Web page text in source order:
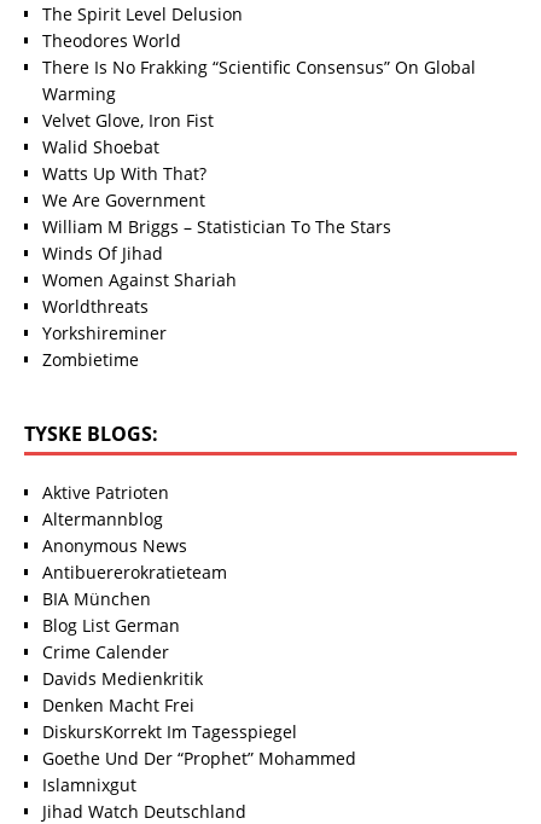
The Spirit Level Delusion
Theodores World
There Is No Frakking “Scientific Consensus” On Global
Warming
Velvet Glove, Iron Fist
Walid Shoebat
Watts Up With That?
We Are Government
William M Briggs – Statistician To The Stars
Winds Of Jihad
Women Against Shariah
Worldthreats
Yorkshireminer
Zombietime
TYSKE BLOGS:
Aktive Patrioten
Altermannblog
Anonymous News
Antibuererokratieteam
BIA München
Blog List German
Crime Calender
Davids Medienkritik
Denken Macht Frei
DiskursKorrekt Im Tagesspiegel
Goethe Und Der “Prophet” Mohammed
Islamnixgut
Jihad Watch Deutschland